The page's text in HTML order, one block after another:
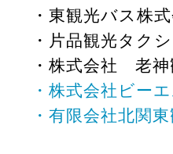
・東観光バス株
・片品観光タク
・株式会社 老神
・株式会社ビー
・有限会社北関